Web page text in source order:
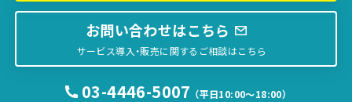
お問い合わせはこちら
サービス導入・販売に関するご相談はこちら
03-4446-5007 （平日10:00〜18:00）